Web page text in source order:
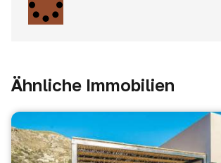
Ähnliche Immobilien